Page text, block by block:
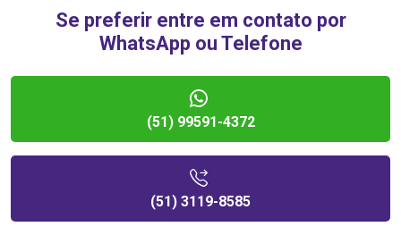
Se preferir entre em contato por
WhatsApp ou Telefone
(51) 99591-4372
(51) 3119-8585